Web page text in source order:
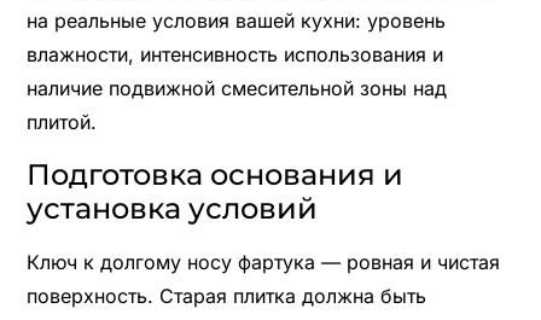
на реальные условия вашей кухни: уровень
влажности, интенсивность использования и
наличие подвижной смесительной зоны над
плитой.
Подготовка основания и
установка условий
Ключ к долгому носу фартука — ровная и чистая
поверхность. Старая плитка должна быть